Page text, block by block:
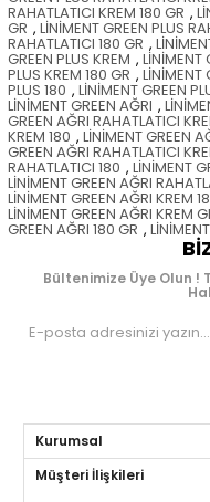
RAHATLATICI KREM 180 GR ,
GR , LİNİMENT GREEN PLUS
RAHATLATICI 180 GR ,
GREEN PLUS KREM , LİNİMENT
PLUS KREM 180 GR , LİNİMENT
PLUS 180 , LİNİMENT GREEN
LİNİMENT GREEN AĞRI ,
GREEN AĞRI RAHATLATICI
KREM 180 , LİNİMENT GREEN
GREEN AĞRI RAHATLATICI
RAHATLATICI 180 , LİNİMENT
LİNİMENT GREEN AĞRI
LİNİMENT GREEN AĞRI KREM
LİNİMENT GREEN AĞRI KREM
GREEN AĞRI 180 GR ,
Bültenimize Üye Olun !
Kurumsal
Müşteri İlişkileri